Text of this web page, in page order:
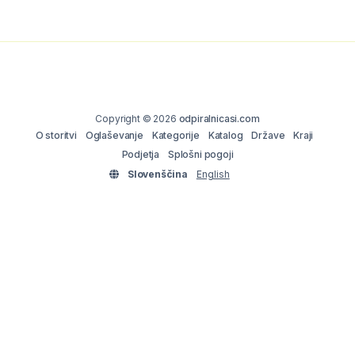
Copyright © 2026 odpiralnicasi.com
O storitvi
Oglaševanje Kategorije Katalog Države
Kraji
Podjetja
Splošni pogoji
Slovenščina
English